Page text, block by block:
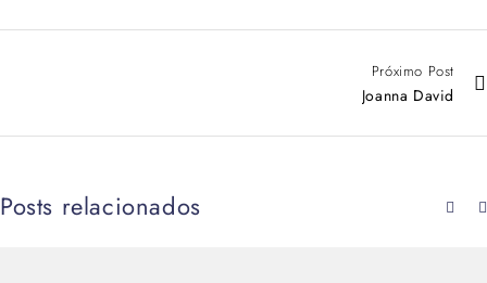
Próximo Post
Joanna David
Posts relacionados